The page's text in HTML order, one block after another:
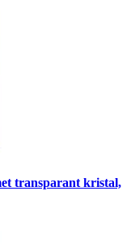
transparant kristal,